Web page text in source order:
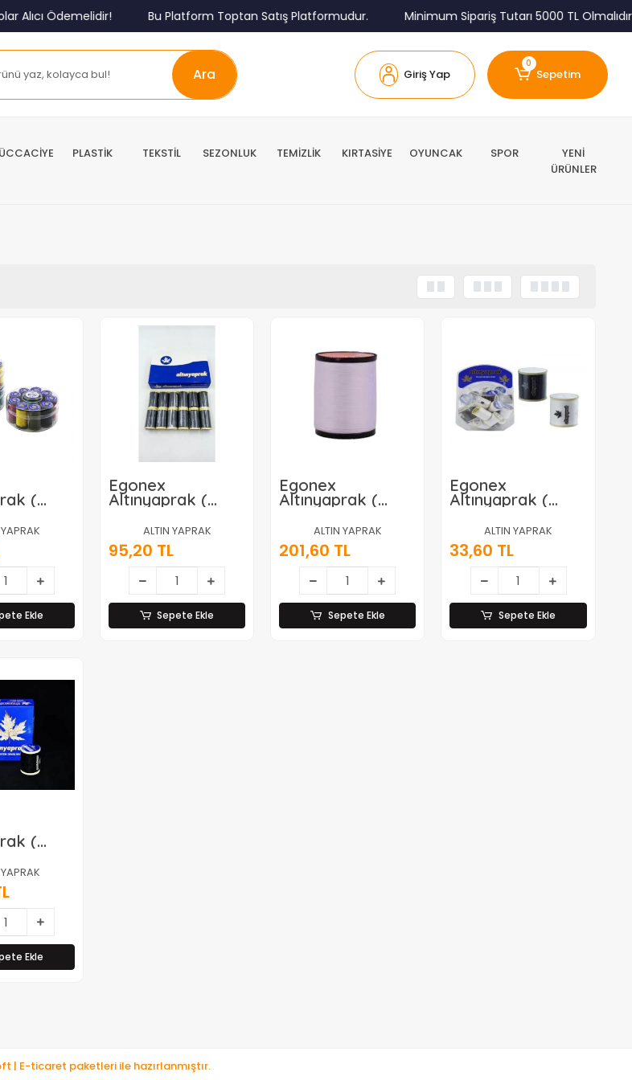
Alıcı Ödemelidir! Bu Platform Toptan Satış Platformudur. Minimum Sipariş Tutarı 5000 TL Olmalıdır.
Ara Giriş Yap
0
Sepetim
PLASTİK TEKSTİL SEZONLUK TEMİZLİK KIRTASİYE OYUNCAK SPOR
YENİ
ÜRÜNLER
(
İplik
Ekle
Egonex
Altınyaprak (
100 Mt ) Dikiş
İplik*240
ALTIN YAPRAK
95,20 TL
Sepete Ekle
Egonex
Altınyaprak (
900 Mt ) Dikiş
İplik*100
ALTIN YAPRAK
201,60 TL
Sepete Ekle
Egonex
Altınyaprak (
Dikiş İplik*36x1
ALTIN YAPRAK
33,60 TL
Sepete Ekle
(
) (
Dikiş
Ekle
| E-ticaret paketleri ile hazırlanmıştır.